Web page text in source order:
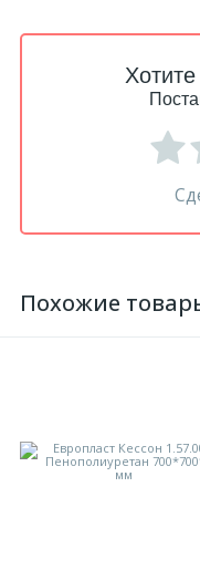
Похожие